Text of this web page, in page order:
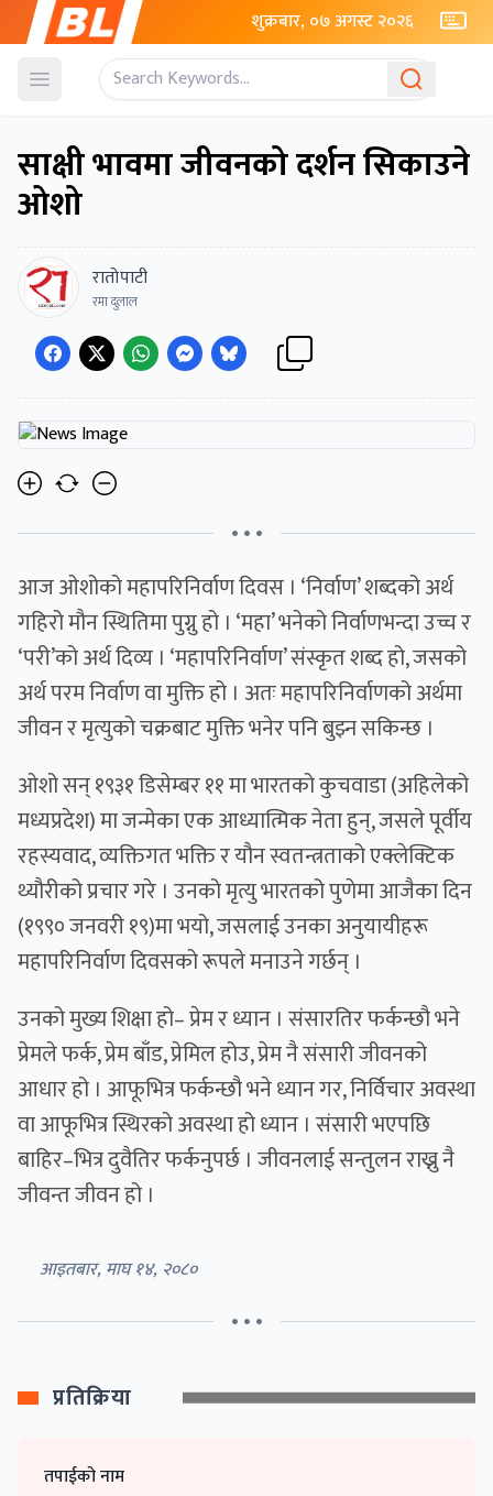
शुक्रबार, ०७ अगस्ट २०२६
Open menu
साक्षी भावमा जीवनको दर्शन सिकाउने
ओशो
रातोपाटी
रमा दुलाल
• • •
आज ओशोको महापरिनिर्वाण दिवस । ‘निर्वाण’ शब्दको अर्थ
गहिरो मौन स्थितिमा पुग्नु हो । ‘महा’ भनेको निर्वाणभन्दा उच्च र
‘परी’को अर्थ दिव्य । ‘महापरिनिर्वाण’ संस्कृत शब्द हो, जसको
अर्थ परम निर्वाण वा मुक्ति हो । अतः महापरिनिर्वाणको अर्थमा
जीवन र मृत्युको चक्रबाट मुक्ति भनेर पनि बुझ्न सकिन्छ ।
ओशो सन् १९३१ डिसेम्बर ११ मा भारतको कुचवाडा (अहिलेको
मध्यप्रदेश) मा जन्मेका एक आध्यात्मिक नेता हुन्, जसले पूर्वीय
रहस्यवाद, व्यक्तिगत भक्ति र यौन स्वतन्त्रताको एक्लेक्टिक
थ्यौरीको प्रचार गरे । उनको मृत्यु भारतको पुणेमा आजैका दिन
(१९९० जनवरी १९)मा भयो, जसलाई उनका अनुयायीहरू
महापरिनिर्वाण दिवसको रूपले मनाउने गर्छन् ।
उनको मुख्य शिक्षा हो– प्रेम र ध्यान । संसारतिर फर्कन्छौ भने
प्रेमले फर्क, प्रेम बाँड, प्रेमिल होउ, प्रेम नै संसारी जीवनको
आधार हो । आफूभित्र फर्कन्छौ भने ध्यान गर, निर्विचार अवस्था
वा आफूभित्र स्थिरको अवस्था हो ध्यान । संसारी भएपछि
बाहिर–भित्र दुवैतिर फर्कनुपर्छ । जीवनलाई सन्तुलन राख्नु नै
जीवन्त जीवन हो ।
आइतबार, माघ १४, २०८०
• • •
प्रतिक्रिया
तपाईको नाम